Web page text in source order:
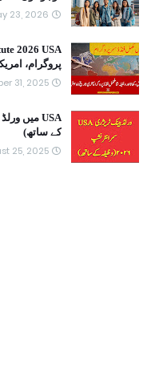
23, 2026
پروگرام،
31, 2025
کے ساتھ)
25, 2025